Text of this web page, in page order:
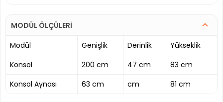
MODÜL ÖLÇÜLERİ
Modül
Genişlik Derinlik
Yükseklik
Konsol
200 cm 47 cm
83 cm
Konsol Aynası
63 cm cm 81 cm